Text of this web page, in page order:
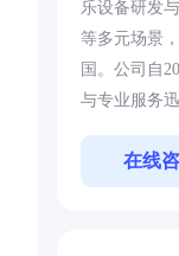
乐设备研发
等多元场景
国。公司自
与专业服务
在线